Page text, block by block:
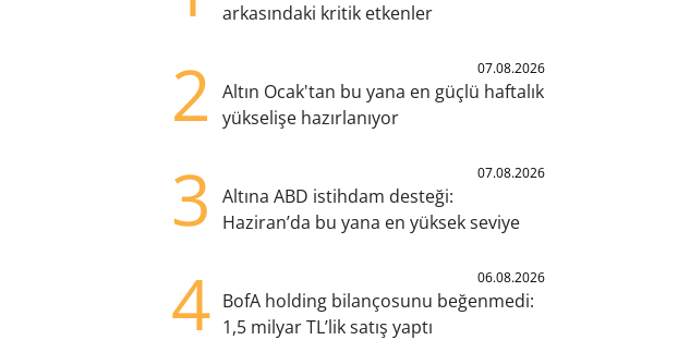
arkasındaki kritik etkenler
2 07.08.2026
Altın Ocak'tan bu yana en güçlü haftalık
yükselişe hazırlanıyor
3 07.08.2026
Altına ABD istihdam desteği:
Haziran’da bu yana en yüksek seviye
4 06.08.2026
BofA holding bilançosunu beğenmedi:
1,5 milyar TL’lik satış yaptı